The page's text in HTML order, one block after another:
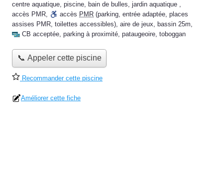
centre aquatique, piscine, bain de bulles, jardin aquatique ,
accès PMR, accès PMR (parking, entrée adaptée, places
assises PMR, toilettes accessibles), aire de jeux, bassin 25m,
CB acceptée, parking à proximité, pataugeoire, toboggan
📞 Appeler cette piscine
Recommander cette piscine
Améliorer cette fiche